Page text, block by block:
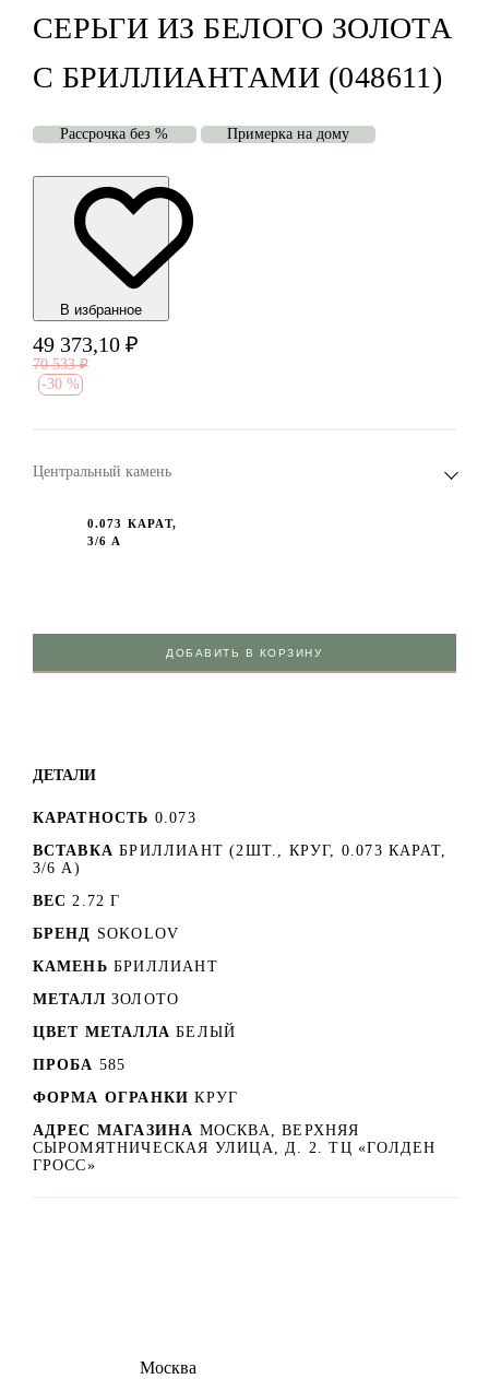
СЕРЬГИ ИЗ БЕЛОГО ЗОЛОТА
С БРИЛЛИАНТАМИ (048611)
Рассрочка без % Примерка на дому
В избранноe
49 373,10 ₽
70 533 ₽
-30 %
Центральный камень
0.073 КАРАТ,
3/6 А
ДОБАВИТЬ В КОРЗИНУ
ДЕТАЛИ
КАРАТНОСТЬ 0.073
ВСТАВКА БРИЛЛИАНТ (2ШТ., КРУГ, 0.073 КАРАТ,
3/6 А)
ВЕС 2.72 Г
БРЕНД SOKOLOV
КАМЕНЬ БРИЛЛИАНТ
МЕТАЛЛ ЗОЛОТО
ЦВЕТ МЕТАЛЛА БЕЛЫЙ
ПРОБА 585
ФОРМА ОГРАНКИ КРУГ
АДРЕС МАГАЗИНА МОСКВА, ВЕРХНЯЯ
СЫРОМЯТНИЧЕСКАЯ УЛИЦА, Д. 2. ТЦ «ГОЛДЕН
ГРОСС»
Москва